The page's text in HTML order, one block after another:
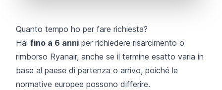
Quanto tempo ho per fare richiesta?
Hai fino a 6 anni per richiedere risarcimento o
rimborso Ryanair, anche se il termine esatto varia in
base al paese di partenza o arrivo, poiché le
normative europee possono differire.